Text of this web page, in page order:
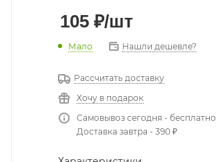
105 ₽/шт
Мало Нашли дешевле?
Рассчитать доставку
Хочу в подарок
Самовывоз сегодня - бесплатно
Доставка завтра - 390 ₽